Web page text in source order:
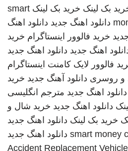
بک لینک خرید بک لینک smart
دانلود اهنگ جدید دانلود اهنگ
خرید فالوور اینستاگرام خرید
اهنگ جدید دانلود اهنگ جدید
فالوور لایک کامنت اینستاگرام
و روسری دانلود آهنگ جدید خرید
دانلود اهنگ جدید مترجم انگلیسی
دانلود اهنگ جدید خرید شال و
خرید بک لینک دانلود اهنگ جدید
smart money دانلود اهنگ جدید
Accident Replacement